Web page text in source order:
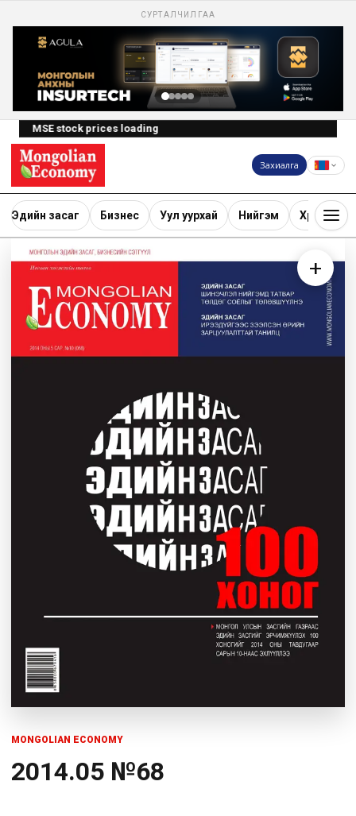
СУРТАЛЧИЛГАА
MSE stock prices loading
Захиалга
Эдийн засаг Бизнес Уул уурхай Нийгэм Хөрөнгө
+
MONGOLIAN ECONOMY
2014.05 №68